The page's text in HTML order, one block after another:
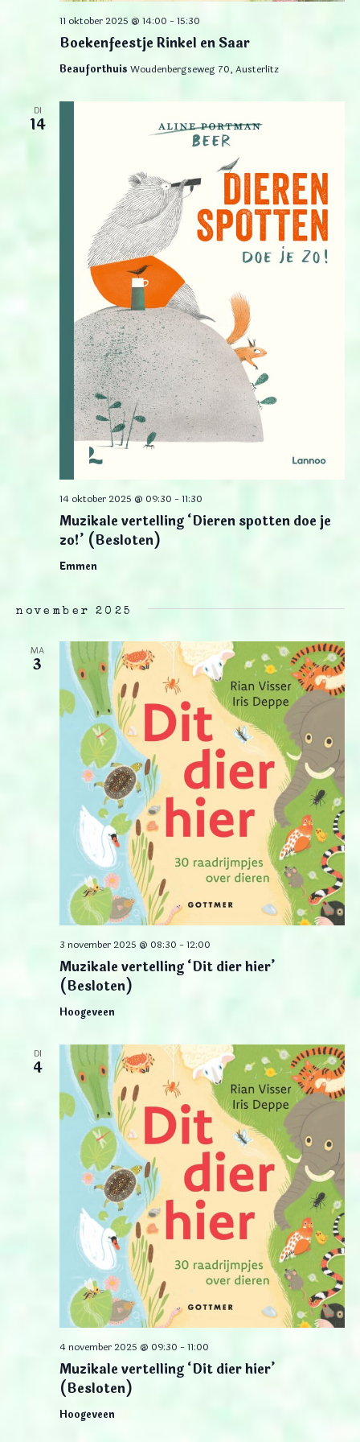
Boekenfeestje Rinkel en Saar
11 oktober 2025 @ 14:00 -15:30
Beauforthuis Woudenbergseweg 70, Austerlitz
DI
14
Muzikale vertelling ‘Dieren spotten doe je
zo!’ (Besloten)
14 oktober 2025 @ 09:30 -11:30
Emmen
november 2025
MA
3
Muzikale vertelling ‘Dit dier hier’
(Besloten)
3 november 2025 @ 08:30 -12:00
Hoogeveen
DI
4
Muzikale vertelling ‘Dit dier hier’
(Besloten)
4 november 2025 @ 09:30 -11:00
Hoogeveen